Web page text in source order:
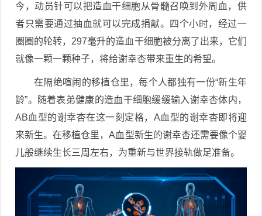
今，动员针可以把造血干细胞从骨髓召唤到外周血，供
者只需要通过抽血就可以完成捐献。四个小时，经过一
圈圈的轮转，297毫升的造血干细胞被分离了出来，它们
就像一颗一颗种子，将给谢幸杏带来重生的希望。
在隔绝喧闹的移植仓里，每个人都独有一份“新生年
龄”。随着表弟健康的造血干细胞缓缓输入谢幸杏体内，
AB血型的谢幸杏在这一刻定格，A血型的谢幸杏即将迎
来新生。在移植仓里，A血型新生的谢幸杏还需要像个婴
儿般继续生长三周左右，为重新与世界接轨做足准备。